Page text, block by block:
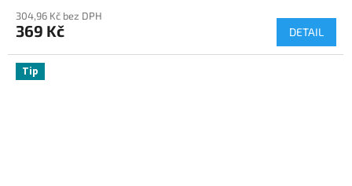
304,96 Kč bez DPH
369 Kč DETAIL
Tip